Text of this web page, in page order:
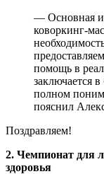
— Основная
коворкинг-
помощь в
заключается в
полном
пояснил
Поздравляем!
2. Чемпионат для
здоровья